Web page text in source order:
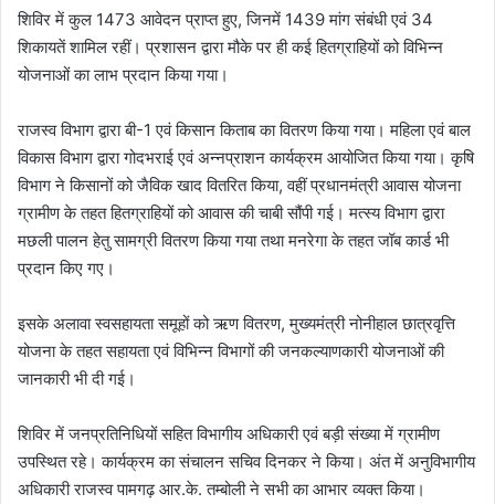
शिविर में कुल 1473 आवेदन प्राप्त हुए, जिनमें 1439 मांग संबंधी एवं 34
शिकायतें शामिल रहीं। प्रशासन द्वारा मौके पर ही कई हितग्राहियों को विभिन्न
योजनाओं का लाभ प्रदान किया गया।
राजस्व विभाग द्वारा बी-1 एवं किसान किताब का वितरण किया गया। महिला एवं बाल
विकास विभाग द्वारा गोदभराई एवं अन्नप्राशन कार्यक्रम आयोजित किया गया। कृषि
विभाग ने किसानों को जैविक खाद वितरित किया, वहीं प्रधानमंत्री आवास योजना
ग्रामीण के तहत हितग्राहियों को आवास की चाबी सौंपी गई। मत्स्य विभाग द्वारा
मछली पालन हेतु सामग्री वितरण किया गया तथा मनरेगा के तहत जॉब कार्ड भी
प्रदान किए गए।
इसके अलावा स्वसहायता समूहों को ऋण वितरण, मुख्यमंत्री नोनीहाल छात्रवृत्ति
योजना के तहत सहायता एवं विभिन्न विभागों की जनकल्याणकारी योजनाओं की
जानकारी भी दी गई।
शिविर में जनप्रतिनिधियों सहित विभागीय अधिकारी एवं बड़ी संख्या में ग्रामीण
उपस्थित रहे। कार्यक्रम का संचालन सचिव दिनकर ने किया। अंत में अनुविभागीय
अधिकारी राजस्व पामगढ़ आर.के. तम्बोली ने सभी का आभार व्यक्त किया।